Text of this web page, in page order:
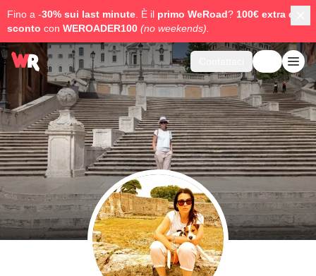
Fino a -30% sui last minute . È il primo WeRoad? 100€ extra di
sconto con WEROADER100 (no weekends).